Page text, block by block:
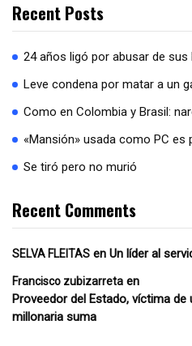
Recent Posts
24 años ligó por abusar de sus
Leve condena por matar a un
Como en Colombia y Brasil:
«Mansión» usada como PC es
Se tiró pero no murió
Recent Comments
SELVA FLEITAS en Un líder al
Francisco zubizarreta en
Proveedor del Estado, víctima de
millonaria suma